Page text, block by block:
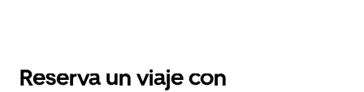
el
Reserva un viaje con